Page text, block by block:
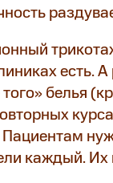
есть. А
белья
каждый. Их